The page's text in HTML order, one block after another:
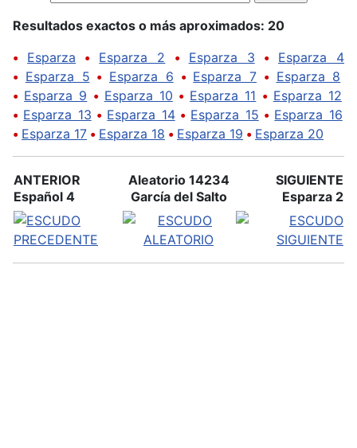
Resultados exactos o más aproximados: 20
• Esparza • Esparza 2 • Esparza 3 • Esparza 4
• Esparza 5 • Esparza 6 • Esparza 7 • Esparza 8
• Esparza 9 • Esparza 10 • Esparza 11 • Esparza 12
• Esparza 13 • Esparza 14• Esparza 15 • Esparza 16
• Esparza 17 • Esparza 18 • Esparza 19 • Esparza 20
ANTERIOR
Español 4
Aleatorio 14234
García del Salto
SIGUIENTE
Esparza 2